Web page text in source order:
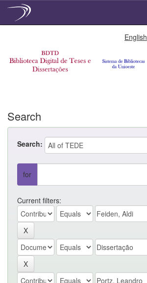
English
Search
Search:
for
Current filters: